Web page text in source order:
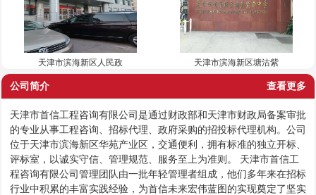
天津市滨海新区人民政 天津市滨海新区塘沽紫
查看更多
公司简介
天津市首信工程咨询有限公司是通过财政部和天津市财政局备案审批
的专业从事工程咨询、招标代理、政府采购的招投标代理机构。公司
位于天津市滨海新区华苑产业区，交通便利，拥有标准的独立开标、
评标室，以诚实守信、管理规范、服务至上为准则。 天津市首信工
程咨询有限公司管理团队由一批年轻管理者组成，他们多年来在招标
行业中积累的丰富实践经验，为首信未来宏伟蓝图的实现奠定了坚实